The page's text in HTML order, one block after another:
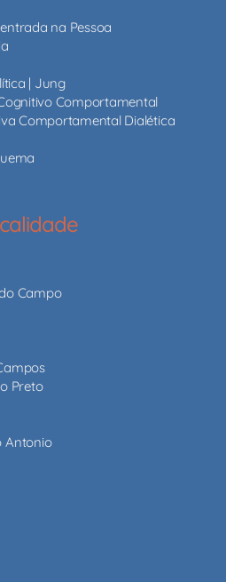
na Pessoa
| Jung
Comportamental
Comportamental Dialética
Campo
Preto
Antonio